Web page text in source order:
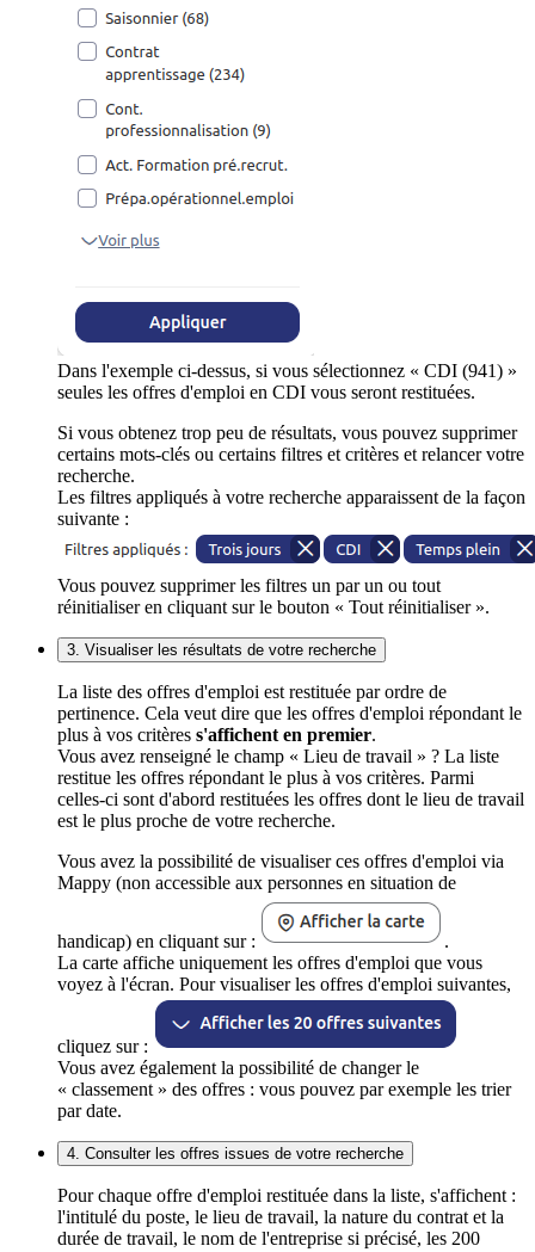
Dans l'exemple ci-dessus, si vous sélectionnez « CDI (941) »
seules les offres d'emploi en CDI vous seront restituées.
Si vous obtenez trop peu de résultats, vous pouvez supprimer
certains mots-clés ou certains filtres et critères et relancer votre
recherche.
Les filtres appliqués à votre recherche apparaissent de la façon
suivante :
Vous pouvez supprimer les filtres un par un ou tout
réinitialiser en cliquant sur le bouton « Tout réinitialiser ».
3. Visualiser les résultats de votre recherche
La liste des offres d'emploi est restituée par ordre de
pertinence. Cela veut dire que les offres d'emploi répondant le
plus à vos critères s'affichent en premier.
Vous avez renseigné le champ « Lieu de travail » ? La liste
restitue les offres répondant le plus à vos critères. Parmi
celles-ci sont d'abord restituées les offres dont le lieu de travail
est le plus proche de votre recherche.
Vous avez la possibilité de visualiser ces offres d'emploi via
Mappy (non accessible aux personnes en situation de
handicap) en cliquant sur :
.
La carte affiche uniquement les offres d'emploi que vous
voyez à l'écran. Pour visualiser les offres d'emploi suivantes,
cliquez sur :
Vous avez également la possibilité de changer le
« classement » des offres : vous pouvez par exemple les trier
par date.
4. Consulter les offres issues de votre recherche
Pour chaque offre d'emploi restituée dans la liste, s'affichent :
l'intitulé du poste, le lieu de travail, la nature du contrat et la
durée de travail, le nom de l'entreprise si précisé, les 200